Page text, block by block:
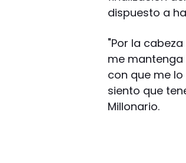
dispuesto a
"Por la
me mantenga
con que me
siento que
Millonario.